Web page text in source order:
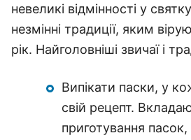
невеликі відмінності у
незмінні традиції, яким
рік. Найголовніші звичаї і
Випікати паски, у
свій рецепт.
приготування